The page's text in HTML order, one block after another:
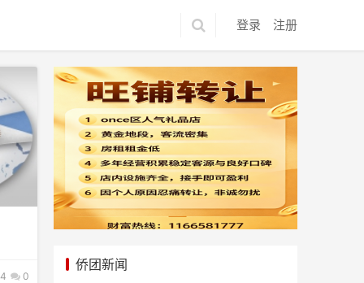
登录 注册
0
侨团新闻